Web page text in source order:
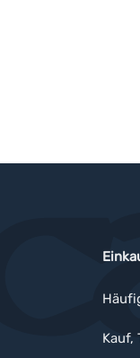
Kauf,